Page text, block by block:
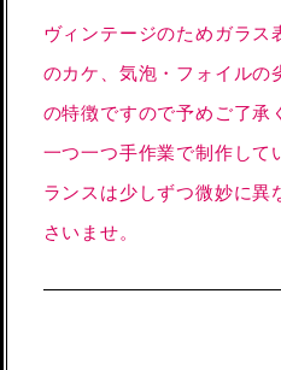
ヴィンテージのためガラス
のカケ、気泡・フォイルの
の特徴ですので予めご了承
一つ一つ手作業で制作して
ランスは少しずつ微妙に異
さいませ。